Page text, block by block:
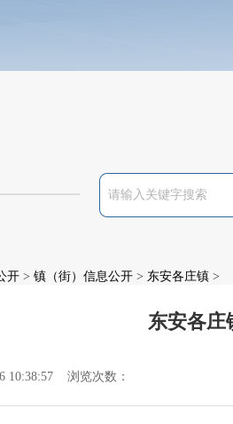
开 > 镇（街）信息公开 > 东安各庄镇 >
东安各庄
10:38:57 浏览次数：